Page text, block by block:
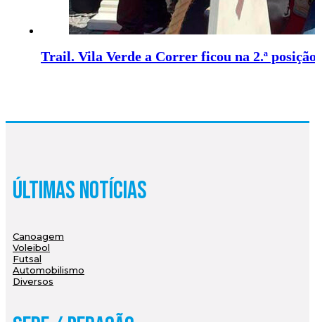
Trail. Vila Verde a Correr ficou na 2.ª
Últimas Notícias
Canoagem
Voleibol
Futsal
Automobilismo
Diversos